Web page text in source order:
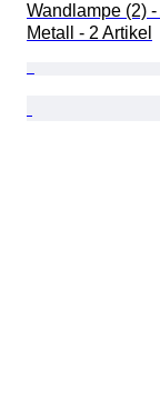
Wandlampe (2)
Metall - 2 Artikel